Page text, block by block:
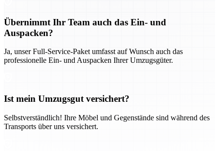
Übernimmt Ihr Team auch das Ein- und
Auspacken?
Ja, unser Full-Service-Paket umfasst auf Wunsch auch das
professionelle Ein- und Auspacken Ihrer Umzugsgüter.
Ist mein Umzugsgut versichert?
Selbstverständlich! Ihre Möbel und Gegenstände sind während des
Transports über uns versichert.